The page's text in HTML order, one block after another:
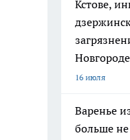
Кстове,
Новгороде
16 июля
Варенье
больше